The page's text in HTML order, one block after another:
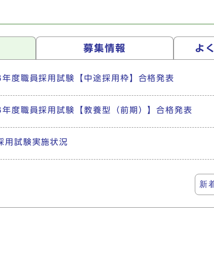
募集情報 よ
度職員採用試験【中途採用枠】合格発表
度職員採用試験【教養型（前期）】合格発表
用試験実施状況
新